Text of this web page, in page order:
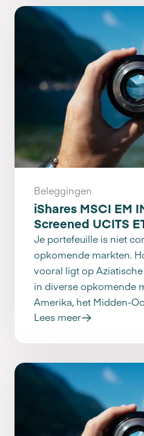
Beleggingen
iShares MSCI EM
Screened UCITS
Je portefeuille is niet
opkomende markten.
vooral ligt op
in diverse opkomende
Amerika, het Midden-
Lees meer